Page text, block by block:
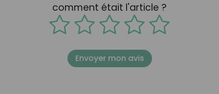
comment était l'article ?
Envoyer mon avis